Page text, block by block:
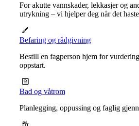
For akutte vannskader, lekkasjer og
utrykning – vi hjelper deg når det
Befaring og rådgivning
Bestill en fagperson hjem for
oppstart.
Bad og våtrom
Planlegging, oppussing og faglig